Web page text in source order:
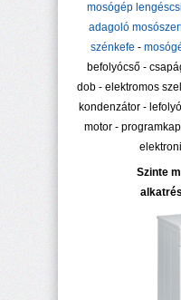
mosógép
adagoló
szénkefe -
befolyócső -
dob - elektromos
kondenzátor -
motor -
Szinte